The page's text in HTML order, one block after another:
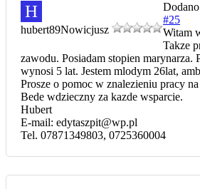
H
hubert89Nowicjusz
Dodano
#25
Witam
Takze
zawodu. Posiadam stopien marynarza.
wynosi 5 lat. Jestem mlodym 26lat,
Prosze o pomoc w znalezieniu pracy
Bede wdzieczny za kazde wsparcie.
Hubert
E-mail: edytaszpit@wp.pl
Tel. 07871349803, 0725360004